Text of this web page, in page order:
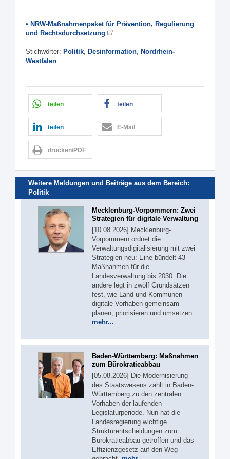
• NRW-Maßnahmenpaket für Prävention, Regulierung
und Rechtsdurchsetzung
Stichwörter: Politik Desinformation
Nordrhein-
Westfalen
teilen teilen
teilen E-Mail
drucken/PDF
Weitere Meldungen und Beiträge aus dem Bereich:
Politik
Mecklenburg-Vorpommern: Zwei
Strategien für digitale Verwaltung
[10.08.2026] Mecklenburg-
Vorpommern ordnet die
Verwaltungsdigitalisierung mit zwei
Strategien neu: Eine bündelt 43
Maßnahmen für die
Landesverwaltung bis 2030. Die
andere legt in zwölf Grundsätzen
fest, wie Land und Kommunen
digitale Vorhaben gemeinsam
planen, priorisieren und umsetzen.
mehr...
Baden-Württemberg: Maßnahmen
zum Bürokratieabbau
[05.08.2026] Die Modernisierung
des Staatswesens zählt in Baden-
Württemberg zu den zentralen
Vorhaben der laufenden
Legislaturperiode. Nun hat die
Landesregierung wichtige
Strukturentscheidungen zum
Bürokratieabbau getroffen und das
Effizienzgesetz auf den Weg